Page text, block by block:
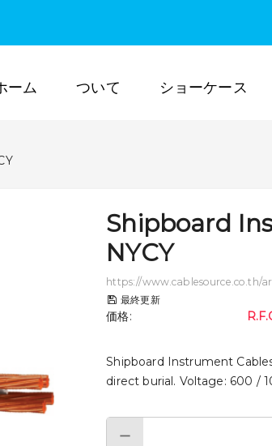
ーム ついて ショーケース
Shipboard
NYCY
https://www.cablesource.co.th/
最終更新
価格:
Shipboard Instrument
direct burial. Voltage: 600 /